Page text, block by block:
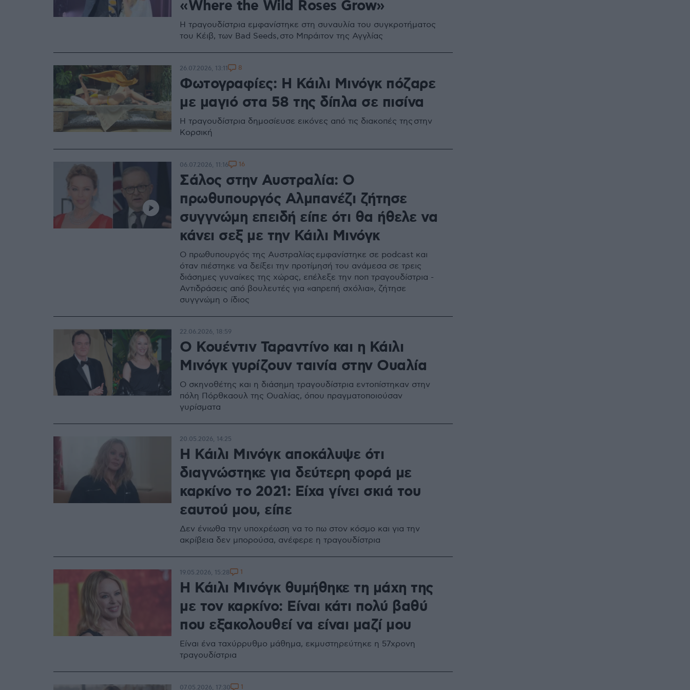
«Where the Wild Roses Grow»
Η τραγουδίστρια εμφανίστηκε στη συναυλία του συγκροτήματος
του Κέιβ, των Bad Seeds, στο Μπράιτον της Αγγλίας
Φωτογραφίες: Η Κάιλι Μινόγκ πόζαρε
με μαγιό στα 58 της δίπλα σε πισίνα
Η τραγουδίστρια δημοσίευσε εικόνες από τις διακοπές της στην
Κορσική
26.07.2026, 13:11 8
Σάλος στην Αυστραλία: Ο
πρωθυπουργός Αλμπανέζι ζήτησε
συγγνώμη επειδή είπε ότι θα ήθελε να
κάνει σεξ με την Κάιλι Μινόγκ
Ο πρωθυπουργός της Αυστραλίας εμφανίστηκε σε podcast και
όταν πιέστηκε να δείξει την προτίμησή του ανάμεσα σε τρεις
διάσημες γυναίκες της χώρας, επέλεξε την ποπ τραγουδίστρια -
Αντιδράσεις από βουλευτές για «απρεπή σχόλια», ζήτησε
συγγνώμη ο ίδιος
06.07.2026, 11:16 16
Ο Κουέντιν Ταραντίνο και η Κάιλι
Μινόγκ γυρίζουν ταινία στην Ουαλία
Ο σκηνοθέτης και η διάσημη τραγουδίστρια εντοπίστηκαν στην
πόλη Πόρθκαουλ της Ουαλίας, όπου πραγματοποιούσαν
γυρίσματα
22.06.2026, 18:59
Η Κάιλι Μινόγκ αποκάλυψε ότι
διαγνώστηκε για δεύτερη φορά με
καρκίνο το 2021: Είχα γίνει σκιά του
εαυτού μου, είπε
Δεν ένιωθα την υποχρέωση να το πω στον κόσμο και για την
ακρίβεια δεν μπορούσα, ανέφερε η τραγουδίστρια
20.05.2026, 14:25
Η Κάιλι Μινόγκ θυμήθηκε τη μάχη της
με τον καρκίνο: Είναι κάτι πολύ βαθύ
που εξακολουθεί να είναι μαζί μου
Είναι ένα ταχύρρυθμο μάθημα, εκμυστηρεύτηκε η 57χρονη
τραγουδίστρια
19.05.2026, 15:28 1
07.05.2026, 17:30 1